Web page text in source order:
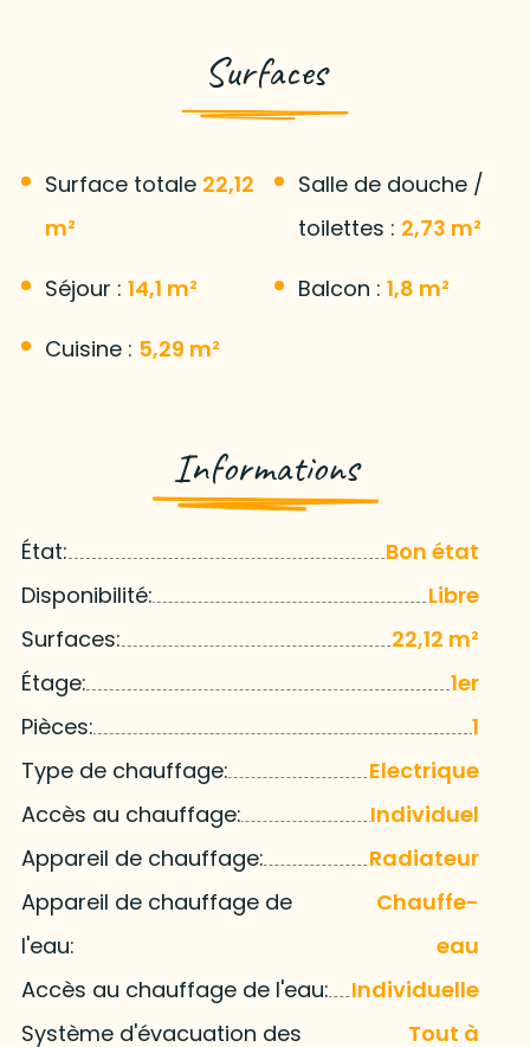
Surfaces
Surface totale 22,12
m²
Séjour : 14,1 m²
Cuisine : 5,29 m²
Salle de douche /
toilettes : 2,73 m²
Balcon : 1,8 m²
Informations
État:
Bon état
Disponibilité:
Libre
Surfaces:
22,12 m²
Étage:
1er
Pièces:
1
Type de chauffage:
Electrique
Accès au chauffage:
Individuel
Appareil de chauffage:
Radiateur
Appareil de chauffage de
l'eau:
Chauffe-
eau
Accès au chauffage de l'eau:
Individuelle
Système d'évacuation des
Tout à